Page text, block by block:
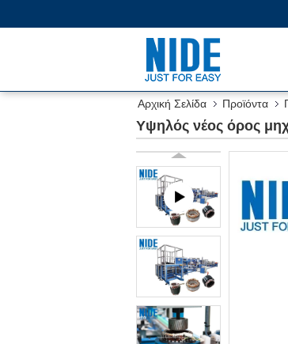
Αρχική Σελίδα Προϊόντα
Υψηλός νέος όρος